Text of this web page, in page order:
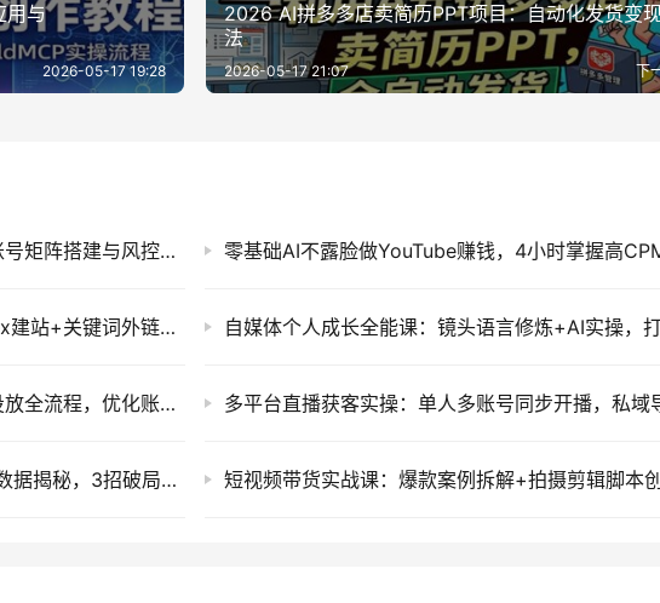
用与
2026-05-17 19:28
2026 AI拼多多店卖简历PPT项目：自动化发货变
法
下
2026-05-17 21:07
2026 微信私域量化运营指南：账号矩阵搭建与风控避坑实战
外贸独立站谷歌SEO实战：Codex建站+关键词外链引流课
谷歌Ads运营精通课：系统拆解投放全流程，优化账户提升广告投产回报率
35岁后难交真心朋友？友谊衰退数据揭秘，3招破局无效社交